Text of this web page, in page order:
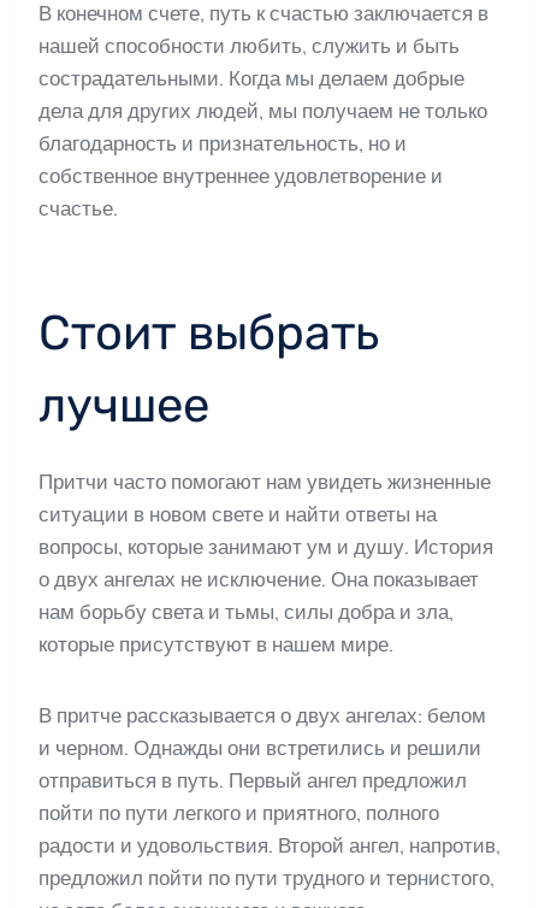
В конечном счете, путь к счастью заключается в
нашей способности любить, служить и быть
сострадательными. Когда мы делаем добрые
дела для других людей, мы получаем не только
благодарность и признательность, но и
собственное внутреннее удовлетворение и
счастье.
Стоит выбрать
лучшее
Притчи часто помогают нам увидеть жизненные
ситуации в новом свете и найти ответы на
вопросы, которые занимают ум и душу. История
о двух ангелах не исключение. Она показывает
нам борьбу света и тьмы, силы добра и зла,
которые присутствуют в нашем мире.
В притче рассказывается о двух ангелах: белом
и черном. Однажды они встретились и решили
отправиться в путь. Первый ангел предложил
пойти по пути легкого и приятного, полного
радости и удовольствия. Второй ангел, напротив,
предложил пойти по пути трудного и тернистого,